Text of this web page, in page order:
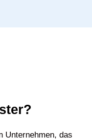
Unternehmen, das